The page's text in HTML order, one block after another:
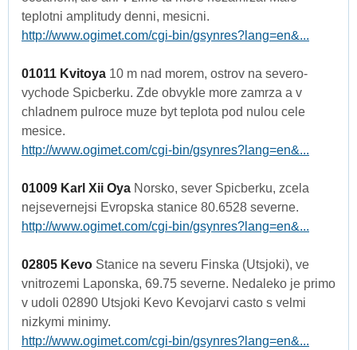
teplotni amplitudy denni, mesicni.
http://www.ogimet.com/cgi-bin/gsynres?lang=en&...
01011 Kvitoya 10 m nad morem, ostrov na severo-
vychode Spicberku. Zde obvykle more zamrza a v
chladnem pulroce muze byt teplota pod nulou cele
mesice.
http://www.ogimet.com/cgi-bin/gsynres?lang=en&...
01009 Karl Xii Oya Norsko, sever Spicberku, zcela
nejsevernejsi Evropska stanice 80.6528 severne.
http://www.ogimet.com/cgi-bin/gsynres?lang=en&...
02805 Kevo Stanice na severu Finska (Utsjoki), ve
vnitrozemi Laponska, 69.75 severne. Nedaleko je primo
v udoli 02890 Utsjoki Kevo Kevojarvi casto s velmi
nizkymi minimy.
http://www.ogimet.com/cgi-bin/gsynres?lang=en&...